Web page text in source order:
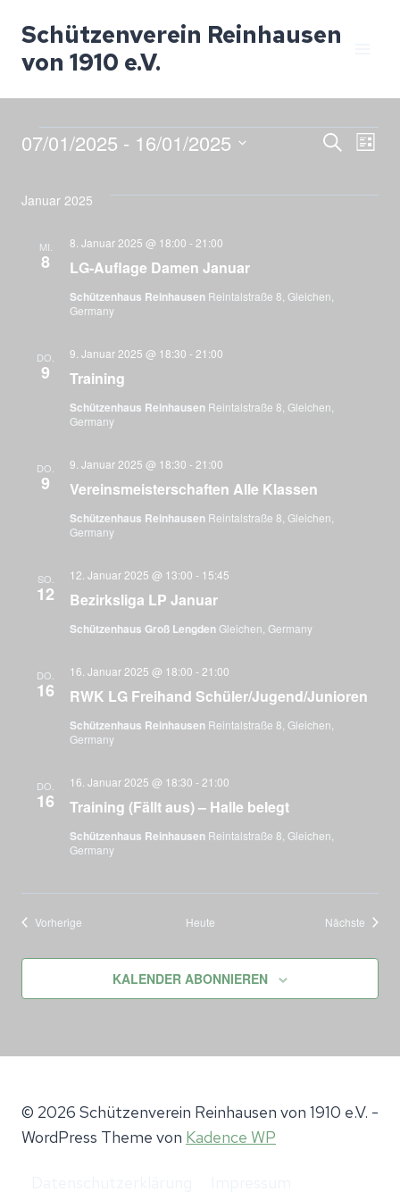
Inhalt
springen
Schützenverein Reinhausen
von 1910 e.V.
SUCHELISTE
07/01/2025 - 16/01/2025
wählen.
Januar 2025
MI.
8 LG-Auflage Damen Januar
8. Januar 2025 @ 18:00 - 21:00
Schützenhaus Reinhausen Reintalstraße 8, Gleichen,
Germany
DO.
9 Training
9. Januar 2025 @ 18:30 - 21:00
Schützenhaus Reinhausen Reintalstraße 8, Gleichen,
Germany
DO.
9 Vereinsmeisterschaften Alle Klassen
9. Januar 2025 @ 18:30 - 21:00
Schützenhaus Reinhausen Reintalstraße 8, Gleichen,
Germany
SO.
12 Bezirksliga LP Januar
12. Januar 2025 @ 13:00 - 15:45
Schützenhaus Groß LengdenGleichen, Germany
DO.
16 RWK LG Freihand Schüler/Jugend/Junioren
16. Januar 2025 @ 18:00 - 21:00
Schützenhaus Reinhausen Reintalstraße 8, Gleichen,
Germany
DO.
16 Training (Fällt aus) – Halle belegt
16. Januar 2025 @ 18:30 - 21:00
Schützenhaus Reinhausen Reintalstraße 8, Gleichen,
Germany
Vorherige Heute Nächste
KALENDER ABONNIEREN
© 2026 Schützenverein Reinhausen von 1910 e.V. -
WordPress Theme von Kadence WP